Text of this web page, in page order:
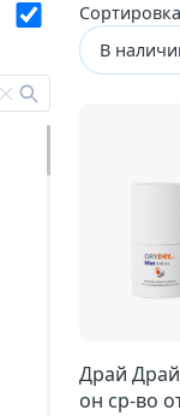
В
Драй
он ср-во